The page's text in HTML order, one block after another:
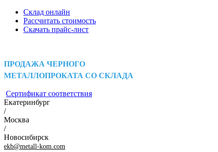
Склад онлайн
Рассчитать стоимость
Скачать прайс-лист
ПРОДАЖА ЧЕРНОГО
МЕТАЛЛОПРОКАТА СО СКЛАДА
Сертификат соответствия
Екатеринбург
/
Москва
/
Новосибирск
ekb@metall-kom.com